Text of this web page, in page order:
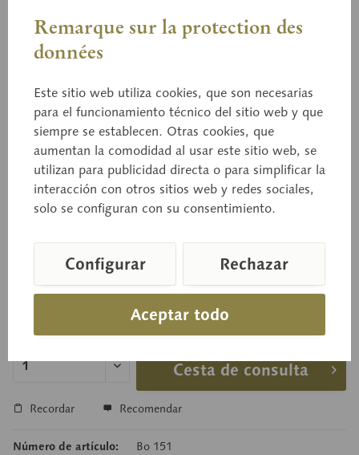
Bo 151
Colmenilla cónica
Precio a consultar
Tiempo de entrega a petición
Cesta de consulta
Recordar Recomendar
Número de artículo: Bo 151
Remarque sur la protection des
données
Este sitio web utiliza cookies, que son necesarias
para el funcionamiento técnico del sitio web y que
siempre se establecen. Otras cookies, que
aumentan la comodidad al usar este sitio web, se
utilizan para publicidad directa o para simplificar la
interacción con otros sitios web y redes sociales,
solo se configuran con su consentimiento.
Aceptar todo
Configurar Rechazar